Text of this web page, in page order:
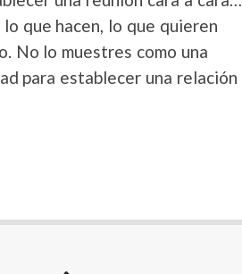
que hacen, lo que quieren
No lo muestres como una
para establecer una relación